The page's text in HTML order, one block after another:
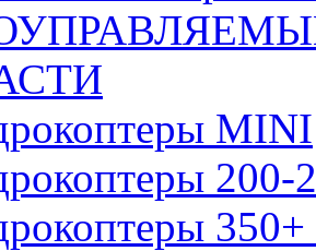
MINI
200-
350+